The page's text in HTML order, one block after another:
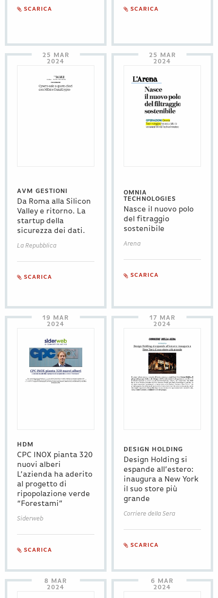
SCARICA SCARICA
25 MAR
2024
AVM GESTIONI
Da Roma alla Silicon
Valley e ritorno. La
startup della
sicurezza dei dati.
La Repubblica
SCARICA
25 MAR
2024
OMNIA
TECHNOLOGIES
Nasce il nuovo polo
del fitraggio
sostenibile
Arena
SCARICA
19 MAR
2024
HDM
CPC INOX pianta 320
nuovi alberi
L’azienda ha aderito
al progetto di
ripopolazione verde
“Forestami”
Siderweb
SCARICA
17 MAR
2024
DESIGN HOLDING
Design Holding si
espande all’estero:
inaugura a New York
il suo store più
grande
Corriere della Sera
SCARICA
8 MAR
2024
6 MAR
2024